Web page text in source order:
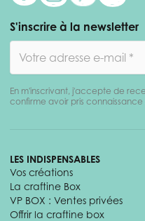
S'inscrire à la newsletter
En m'inscrivant, j'accepte de
confirme avoir pris
LES INDISPENSABLES
Vos créations
La craftine Box
VP BOX : Ventes privées
Offrir la craftine box